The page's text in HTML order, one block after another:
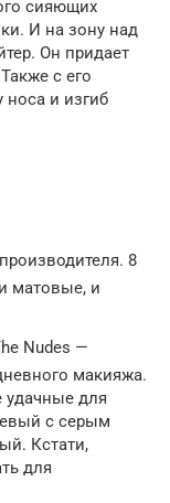
сияющих
И на зону над
Он придает
с его
и изгиб
8
матовые, и
Nudes —
макияжа.
удачные для
с серым
Кстати,
для